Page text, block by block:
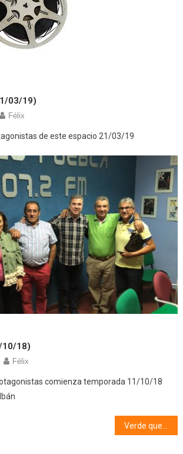
03/19)
Félix
de este espacio 21/03/19
10/18)
Félix
comienza temporada 11/10/18